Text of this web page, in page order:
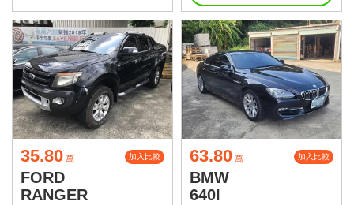
35.80 萬 加入比較
FORD
RANGER
63.80 萬 加入比較
BMW
640I